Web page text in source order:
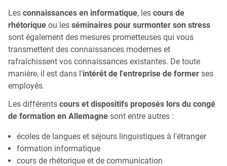
Les connaissances en informatique, les cours de
rhétorique ou les séminaires pour surmonter son stress
sont également des mesures prometteuses qui vous
transmettent des connaissances modernes et
rafraîchissent vos connaissances existantes. De toute
manière, il est dans l'intérêt de l'entreprise de former ses
employés.
Les différents cours et dispositifs proposés lors du congé
de formation en Allemagne sont entre autres :
écoles de langues et séjours linguistiques à l'étranger
formation informatique
cours de rhétorique et de communication